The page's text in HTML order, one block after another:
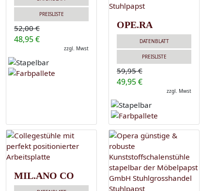
PREISLISTE
52,00 €
48,95 €
zzgl. Mwst
OPE.RA
DATENBLATT
PREISLISTE
59,95 €
49,95 €
zzgl. Mwst
MIL.ANO CO